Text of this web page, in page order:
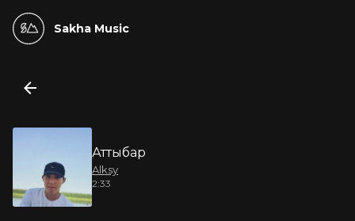
Sakha Music
Аттыбар
Alksy
2:33